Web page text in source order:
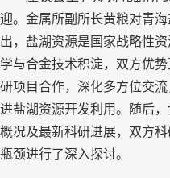
迎。金属所副所长黄粮对青
出，盐湖资源是国家战略性
学与合金技术积淀，双方优
研项目合作，深化多方位交
进盐湖资源开发利用。随后
概况及最新科研进展，双方
瓶颈进行了深入探讨。